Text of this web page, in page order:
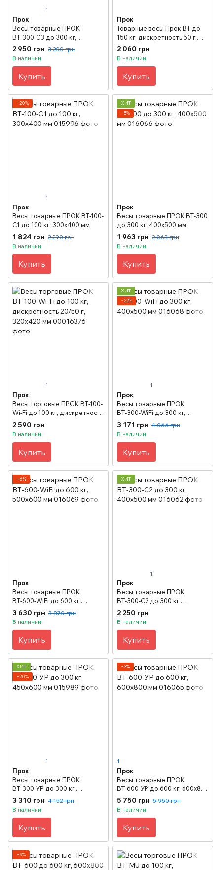
1
Прок
Весы товарные ПРОК
ВТ-300-С3 до 300 кг,
450х600 мм
2 950 грн 3 200 грн
В наличии
Купить
Прок
Товарные весы Прок ВТ до
150 кг, дискретность 50 г,
400х500 мм
2 060 грн
В наличии
Купить
−20%
1
Прок
Весы товарные ПРОК ВТ-100-
С1 до 100 кг, 300х400 мм
1 824 грн 2 290 грн
В наличии
Купить
ХИТ
−5%
Прок
Весы товарные ПРОК ВТ-300
до 300 кг, 400х500 мм
1 963 грн 2 063 грн
В наличии
Купить
1
Прок
Весы торговые ПРОК ВТ-100-
Wi-Fi до 100 кг, дискретность
20/50 г, 320х420 мм
2 590 грн
В наличии
Купить
ХИТ
−22%
1
Прок
Весы товарные ПРОК
ВТ-300-WiFi до 300 кг,
400х500 мм
3 171 грн 4 066 грн
В наличии
Купить
−6%
Прок
Весы товарные ПРОК
ВТ-600-WiFi до 600 кг,
500х600 мм
3 630 грн 3 870 грн
В наличии
Купить
ХИТ
1
Прок
Весы товарные ПРОК
ВТ-300-С2 до 300 кг,
400х500 мм
2 250 грн
В наличии
Купить
ХИТ
−20%
1
Прок
Весы товарные ПРОК
ВТ-300-УР до 300 кг,
450х600 мм
3 310 грн 4 152 грн
В наличии
Купить
−3%
1
Прок
Весы товарные ПРОК
ВТ-600-УР до 600 кг, 600х800
мм
5 750 грн 5 950 грн
В наличии
Купить
−9%